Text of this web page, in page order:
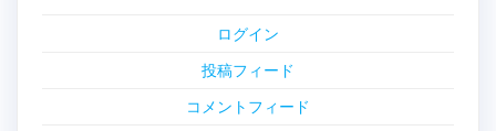
ログイン
投稿フィード
コメントフィード